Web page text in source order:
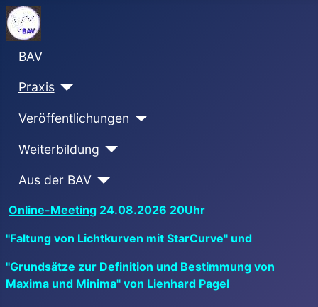
BAV
Praxis
Veröffentlichungen
Weiterbildung
Aus der BAV
Online-Meeting 24.08.2026 20Uhr
"Faltung von Lichtkurven mit StarCurve" und
"Grundsätze zur Definition und Bestimmung von
Maxima und Minima" von Lienhard Pagel